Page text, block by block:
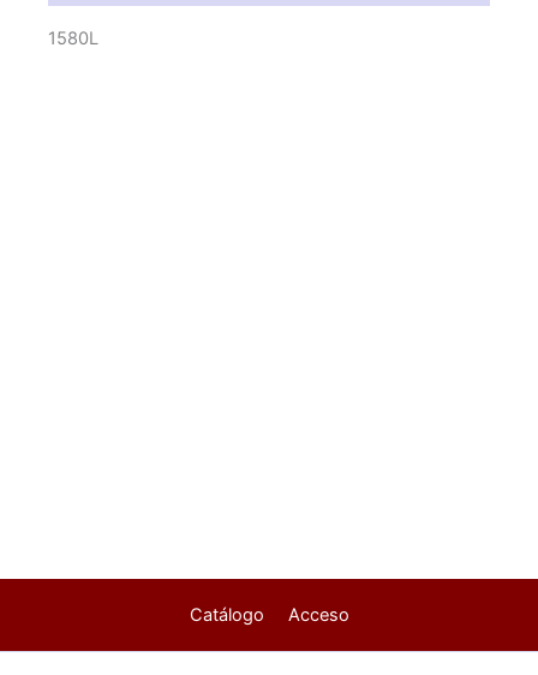
1580L
Catálogo Acceso